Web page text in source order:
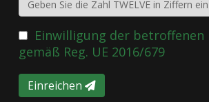
Einwilligung der betroffenen
gemäß Reg. UE 2016/679
Einreichen